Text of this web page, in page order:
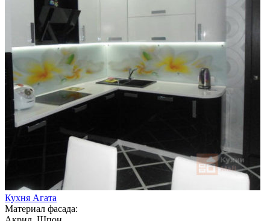
Кухня Агата
Материал фасада: